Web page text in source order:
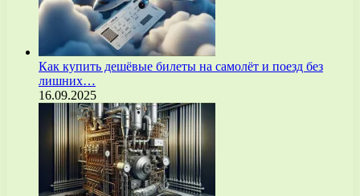
Как купить дешёвые билеты на самолёт и поезд без
лишних…
16.09.2025